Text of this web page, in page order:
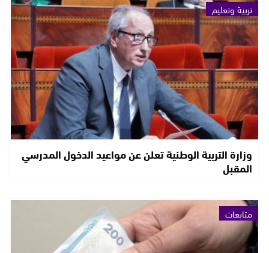
تربية وتعليم
وزارة التربية الوطنية تعلن عن مواعيد الدخول المدرسي
المقبل
متابعات